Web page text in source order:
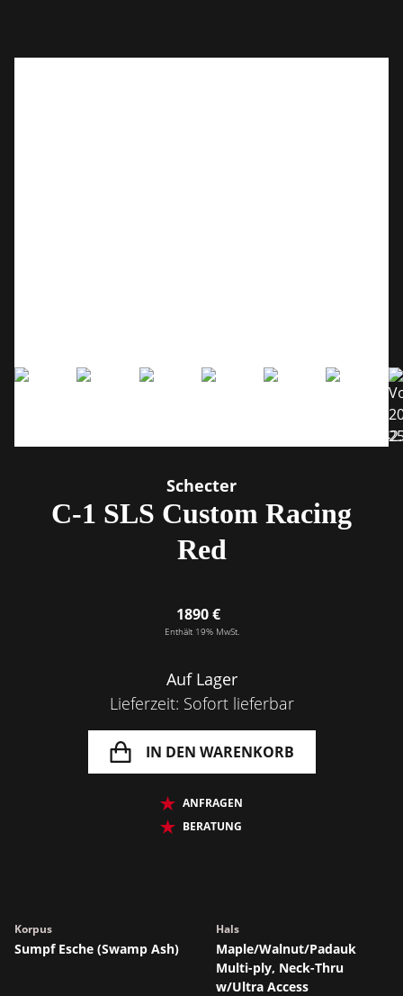
Schecter
C-1 SLS Custom Racing
Red
1890 €
Enthält 19% MwSt.
Auf Lager
Lieferzeit: Sofort lieferbar
IN DEN WARENKORB
ANFRAGEN
BERATUNG
Korpus
Sumpf Esche (Swamp Ash)
Hals
Maple/Walnut/Padauk
Multi-ply, Neck-Thru
w/Ultra Access